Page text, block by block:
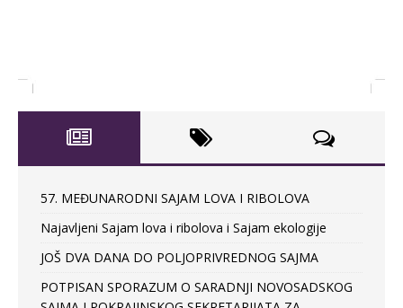
57. MEĐUNARODNI SAJAM LOVA I RIBOLOVA
Najavljeni Sajam lova i ribolova i Sajam ekologije
JOŠ DVA DANA DO POLJOPRIVREDNOG SAJMA
POTPISAN SPORAZUM O SARADNJI NOVOSADSKOG